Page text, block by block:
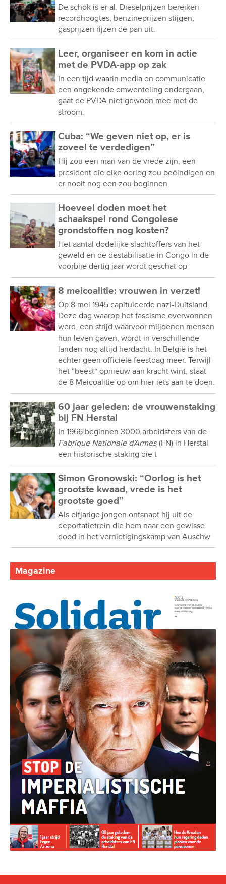
De schok is er al. Dieselprijzen bereiken
recordhoogtes, benzineprijzen stijgen,
gasprijzen rijzen de pan uit.
Leer, organiseer en kom in actie
met de PVDA-app op zak
In een tijd waarin media en communicatie
een ongekende omwenteling ondergaan,
gaat de PVDA niet gewoon mee met de
stroom.
Cuba: “We geven niet op, er is
zoveel te verdedigen”
Hij zou een man van de vrede zijn, een
president die elke oorlog zou beëindigen en
er nooit nog een zou beginnen.
Hoeveel doden moet het
schaakspel rond Congolese
grondstoffen nog kosten?
Het aantal dodelijke slachtoffers van het
geweld en de destabilisatie in Congo in de
voorbije dertig jaar wordt geschat op
8 meicoalitie: vrouwen in verzet!
Op 8 mei 1945 capituleerde nazi-Duitsland.
Deze dag waarop het fascisme overwonnen
werd, een strijd waarvoor miljoenen mensen
hun leven gaven, wordt in verschillende
landen nog altijd herdacht. In België is het
echter geen officiële feestdag meer. Terwijl
het “beest” opnieuw aan kracht wint, staat
de 8 Meicoalitie op om hier iets aan te doen.
60 jaar geleden: de vrouwenstaking
bij FN Herstal
In 1966 beginnen 3000 arbeidsters van de
Fabrique Nationale d'Armes (FN) in Herstal
een historische staking die t
Simon Gronowski: “Oorlog is het
grootste kwaad, vrede is het
grootste goed”
Als elfjarige jongen ontsnapt hij uit de
deportatietrein die hem naar een gewisse
dood in het vernietigingskamp van Auschw
Magazine